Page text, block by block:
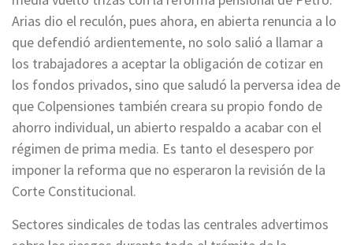
Arias dio el reculón, pues ahora, en abierta renuncia a lo
que defendió ardientemente, no solo salió a llamar a
los trabajadores a aceptar la obligación de cotizar en
los fondos privados, sino que saludó la perversa idea de
que Colpensiones también creara su propio fondo de
ahorro individual, un abierto respaldo a acabar con el
régimen de prima media. Es tanto el desespero por
imponer la reforma que no esperaron la revisión de la
Corte Constitucional.
Sectores sindicales de todas las centrales advertimos